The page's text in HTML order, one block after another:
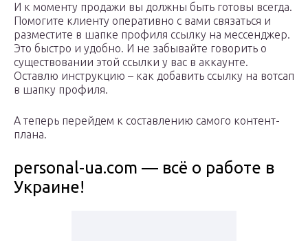
И к моменту продажи вы должны быть готовы всегда.
Помогите клиенту оперативно с вами связаться и
разместите в шапке профиля ссылку на мессенджер.
Это быстро и удобно. И не забывайте говорить о
существовании этой ссылки у вас в аккаунте.
Оставлю инструкцию – как добавить ссылку на вотсап
в шапку профиля.
А теперь перейдем к составлению самого контент-
плана.
personal-ua.com — всё о работе в
Украине!